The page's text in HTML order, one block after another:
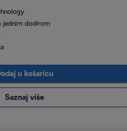
jednim dodirom
u košaricu
Saznaj više